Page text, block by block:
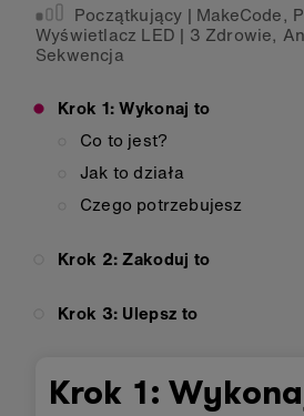
Początkujący | MakeCode,
Wyświetlacz LED | 3 Zdrowie,
Sekwencja
Krok 1: Wykonaj to
Co to jest?
Jak to działa
Czego potrzebujesz
Krok 2: Zakoduj to
Krok 3: Ulepsz to
Krok 1: